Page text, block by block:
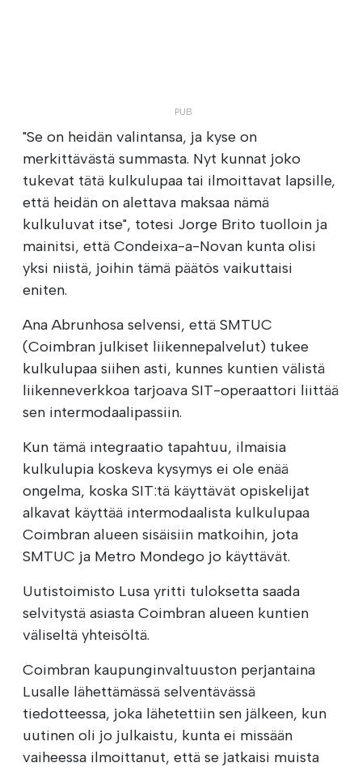
"Se on heidän valintansa, ja kyse on
merkittävästä summasta. Nyt kunnat joko
tukevat tätä kulkulupaa tai ilmoittavat lapsille,
että heidän on alettava maksaa nämä
kulkuluvat itse", totesi Jorge Brito tuolloin ja
mainitsi, että Condeixa-a-Novan kunta olisi
yksi niistä, joihin tämä päätös vaikuttaisi
eniten.
Ana Abrunhosa selvensi, että SMTUC
(Coimbran julkiset liikennepalvelut) tukee
kulkulupaa siihen asti, kunnes kuntien välistä
liikenneverkkoa tarjoava SIT-operaattori liittää
sen intermodaalipassiin.
Kun tämä integraatio tapahtuu, ilmaisia
kulkulupia koskeva kysymys ei ole enää
ongelma, koska SIT:tä käyttävät opiskelijat
alkavat käyttää intermodaalista kulkulupaa
Coimbran alueen sisäisiin matkoihin, jota
SMTUC ja Metro Mondego jo käyttävät.
Uutistoimisto Lusa yritti tuloksetta saada
selvitystä asiasta Coimbran alueen kuntien
väliseltä yhteisöltä.
Coimbran kaupunginvaltuuston perjantaina
Lusalle lähettämässä selventävässä
tiedotteessa, joka lähetettiin sen jälkeen, kun
uutinen oli jo julkaistu, kunta ei missään
vaiheessa ilmoittanut, että se jatkaisi muista